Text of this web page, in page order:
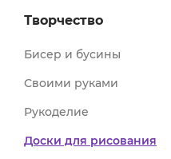
Творчество
Бисер и бусины
Своими руками
Рукоделие
Доски для рисования